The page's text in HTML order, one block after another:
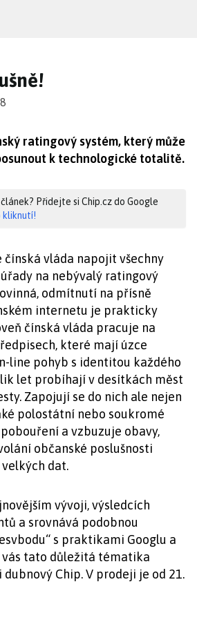
ratingový systém, který může
k technologické totalitě.
Přidejte si Chip.cz do Google
kliknutí!
čínská vláda napojit všechny
na nebývalý ratingový
odmítnutí na přísně
internetu je prakticky
čínská vláda pracuje na
které mají úzce
line pohyb s identitou každého
let probíhají v desítkách měst
Zapojují se do nich ale nejen
polostátní nebo soukromé
a vzbuzuje obavy,
občanské poslušnosti
dat.
vývoji, výsledcích
a srovnává podobnou
s praktikami Googlu a
vás tato důležitá tématika
Chip. V prodeji je od 21.